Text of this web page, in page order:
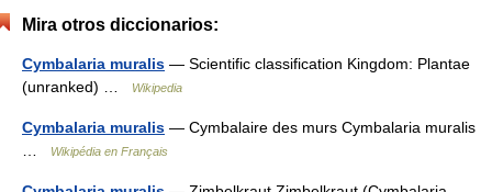
Mira otros diccionarios:
Cymbalaria muralis — Scientific classification Kingdom: Plantae
(unranked) …
Wikipedia
Cymbalaria muralis — Cymbalaire des murs Cymbalaria muralis
…
Wikipédia en Français